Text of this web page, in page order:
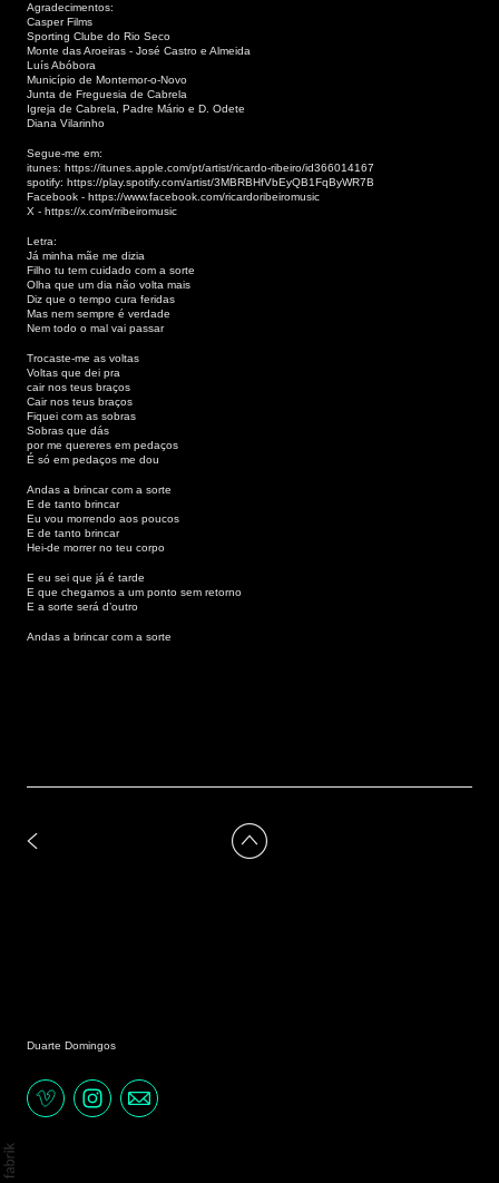
Agradecimentos:
Casper Films
Sporting Clube do Rio Seco
Monte das Aroeiras - José Castro e Almeida
Luís Abóbora
Município de Montemor-o-Novo
Junta de Freguesia de Cabrela
Igreja de Cabrela, Padre Mário e D. Odete
Diana Vilarinho
Segue-me em:
itunes: https://itunes.apple.com/pt/artist/ricardo-ribeiro/id366014167
spotify: https://play.spotify.com/artist/3MBRBHfVbEyQB1FqByWR7B
Facebook - https://www.facebook.com/ricardoribeiromusic
X - https://x.com/rribeiromusic
Letra:
Já minha mãe me dizia
Filho tu tem cuidado com a sorte
Olha que um dia não volta mais
Diz que o tempo cura feridas
Mas nem sempre é verdade
Nem todo o mal vai passar
Trocaste-me as voltas
Voltas que dei pra
cair nos teus braços
Cair nos teus braços
Fiquei com as sobras
Sobras que dás
por me quereres em pedaços
É só em pedaços me dou
Andas a brincar com a sorte
E de tanto brincar
Eu vou morrendo aos poucos
E de tanto brincar
Hei-de morrer no teu corpo
E eu sei que já é tarde
E que chegamos a um ponto sem retorno
E a sorte será d’outro
Andas a brincar com a sorte
Duarte Domingos